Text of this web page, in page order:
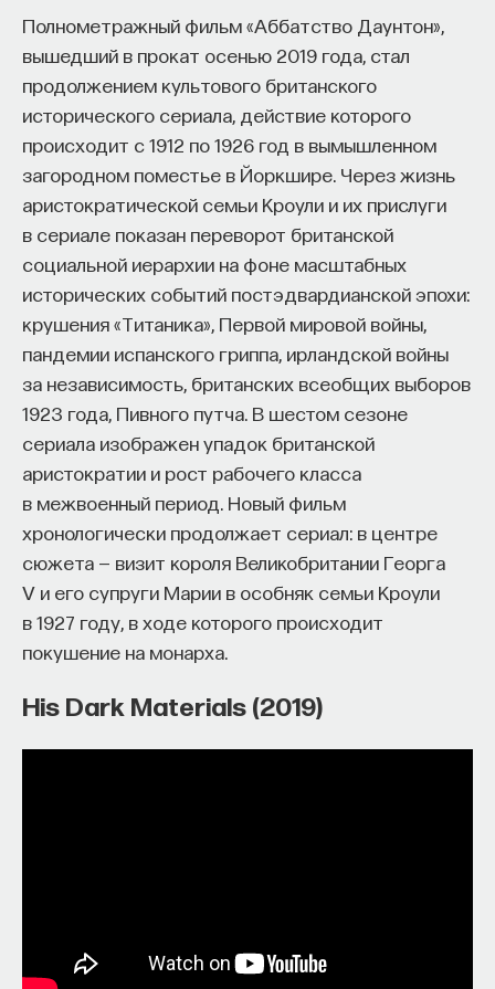
Полнометражный фильм «Аббатство Даунтон»,
вышедший в прокат осенью 2019 года, стал
продолжением культового британского
исторического сериала, действие которого
происходит с 1912 по 1926 год в вымышленном
загородном поместье в Йоркшире. Через жизнь
аристократической семьи Кроули и их прислуги
в сериале показан переворот британской
социальной иерархии на фоне масштабных
исторических событий постэдвардианской эпохи:
крушения «Титаника», Первой мировой войны,
пандемии испанского гриппа, ирландской войны
за независимость, британских всеобщих выборов
1923 года, Пивного путча. В шестом сезоне
сериала изображен упадок британской
аристократии и рост рабочего класса
в межвоенный период. Новый фильм
хронологически продолжает сериал: в центре
сюжета — визит короля Великобритании Георга
V и его супруги Марии в особняк семьи Кроули
в 1927 году, в ходе которого происходит
покушение на монарха.
His Dark Materials (2019)
к сложному мышлению. Третья — развитие
общества, вклад в то, каким оно будет.
И четвертая — социальная эффективность,
то есть забота о том, как человек будет работать
за пределами университета и насколько
эффективным окажется в команде и профессии.
Университет не всегда может точно
предсказать, какие именно рабочие места ждут
выпускника, но сама эта оптика тоже остается
отдельной идеологией. В зависимости от того,
в какой из этих логик работает университет,
у него будут совершенно разные ответы
на вопрос о целях образования».
Университет должен строить
будущее
«Есть представление о том, что университеты
готовят элиту, и отсюда возникает образ сложно
мыслящего, сложно устроенного человека.
Но здесь возникает и другой, гораздо более
трудный вопрос: кто вообще формирует
целеполагание университета и кто задает тот
смысл, на который он работает? Мне кажется,
университет способен быть субъектом —
не просто выполнять внешний заказ,
другую роль. У классического университета есть